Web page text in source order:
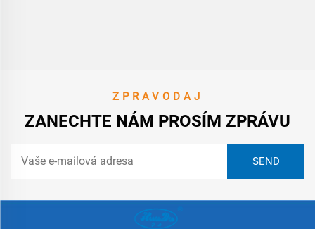
ZPRAVODAJ
ZANECHTE NÁM PROSÍM ZPRÁVU